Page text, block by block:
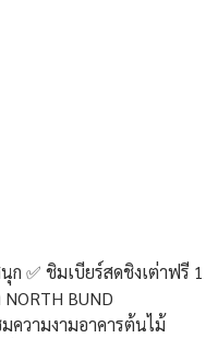
ก ✅ ชิมเบียร์สดชิงเต่าฟรี 1
BUND
ความงามอาคารต้นไม้